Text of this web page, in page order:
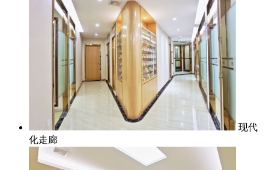
现代
化走廊